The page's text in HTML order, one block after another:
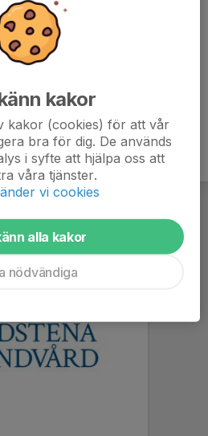
kakor
kakor (cookies) för att vår
bra för dig. De används
i syfte att hjälpa oss att
våra tjänster.
vi cookies
alla kakor
nödvändiga